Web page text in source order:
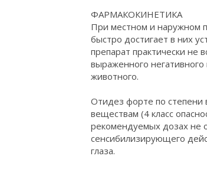
ФАРМАКОКИНЕТИКА
При местном и наружном
быстро достигает в них
препарат практически не
выраженного
животного.
Отидез форте по степени
веществам (4 класс
рекомендуемых дозах не
сенсибилизирующего
глаза.